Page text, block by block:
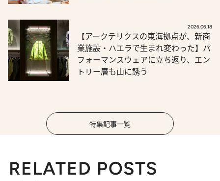
2026.06.18
【アークテリクスの東海拠点が、新商
業施設・ハエラで生まれ変わった】パ
フォーマンスウェアに立ち返り、エン
トリー層も山に誘う
特集記事一覧
RELATED POSTS